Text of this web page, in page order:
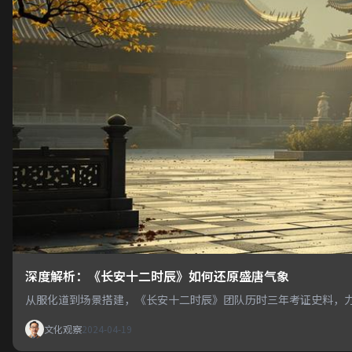
深度解析：《长安十二时辰》如何还原盛唐气象
从服化道到场景搭建，《长安十二时辰》团队历时三年考证史料，
文化观察2024-04-19